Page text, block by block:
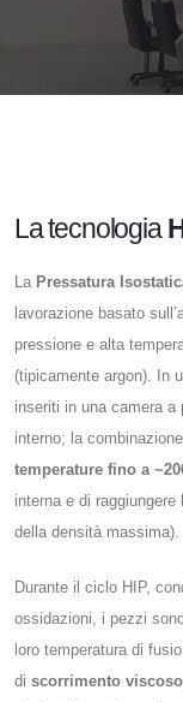
La tecnologia
La Pressatura
lavorazione basato
pressione e alta
(tipicamente argon). In
inseriti in una camera a
interno; la
temperature fino a
interna e di
della densità massima)​.
Durante il ciclo HIP,
ossidazioni, i pezzi
loro temperatura di
di scorrimento